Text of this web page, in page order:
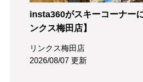
insta360がスキーコーナー
ンクス梅田店】
リンクス梅田店
2026/08/07 更新